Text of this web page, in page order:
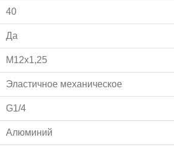
40
Да
M12x1,25
Эластичное механическое
G1/4
Алюминий